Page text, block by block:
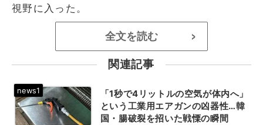
視野に入った。
全文を読む >
関連記事
「1秒で4リットルの空気が体内へ」
という工業用エアガンの凶器性…韓
国・腸破裂を招いた戦慄の瞬間